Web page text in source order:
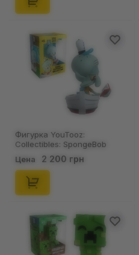
Фигурка YouTooz:
Collectibles: SpongeBob
SquarePants: Bored
Squidward, (55103)
Цена 2 200 грн